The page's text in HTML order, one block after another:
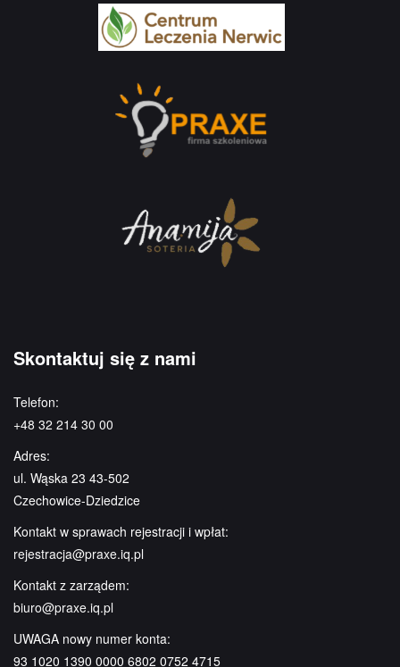
Skontaktuj się z nami
Telefon:
+48 32 214 30 00
Adres:
ul. Wąska 23 43-502
Czechowice-Dziedzice
Kontakt w sprawach rejestracji i wpłat:
rejestracja@praxe.iq.pl
Kontakt z zarządem:
biuro@praxe.iq.pl
UWAGA nowy numer konta:
93 1020 1390 0000 6802 0752 4715